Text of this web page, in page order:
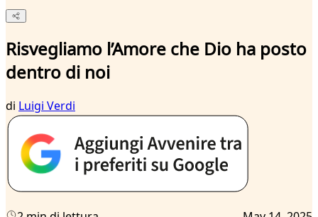
Risvegliamo l’Amore che Dio ha posto
dentro di noi
di Luigi Verdi